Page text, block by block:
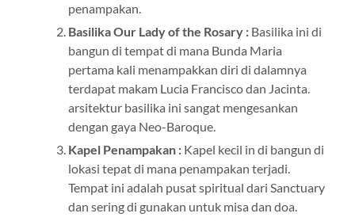
penampakan.
Basilika Our Lady of the Rosary :Basilika ini di
bangun di tempat di mana Bunda Maria
pertama kali menampakkan diri di dalamnya
terdapat makam Lucia Francisco dan Jacinta.
arsitektur basilika ini sangat mengesankan
dengan gaya Neo-Baroque.
Kapel Penampakan :Kapel kecil in di bangun di
lokasi tepat di mana penampakan terjadi.
Tempat ini adalah pusat spiritual dari Sanctuary
dan sering di gunakan untuk misa dan doa.